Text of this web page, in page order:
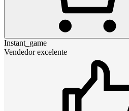
Instant_game
Vendedor excelente